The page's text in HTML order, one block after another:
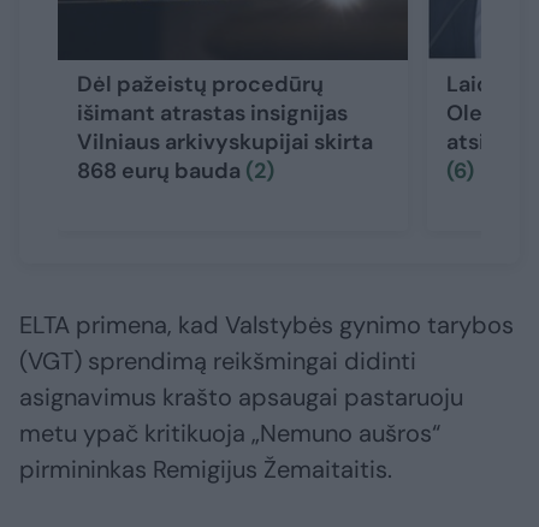
Dėl pažeistų procedūrų
išimant atrastas insignijas
Vilniaus arkivyskupijai skirta
868 eurų bauda (2)
Laidoje
Oleko
atsidūrė
(6)
ELTA primena, kad Valstybės gynimo tarybos
(VGT) sprendimą reikšmingai didinti
asignavimus krašto apsaugai pastaruoju
metu ypač kritikuoja „Nemuno aušros“
pirmininkas Remigijus Žemaitaitis.